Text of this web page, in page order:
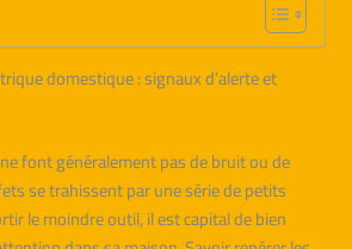
domestique : signaux d’alerte et
font généralement pas de bruit ou de
se trahissent par une série de petits
le moindre outil, il est capital de bien